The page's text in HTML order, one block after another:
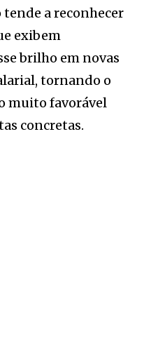
tende a reconhecer
exibem
brilho em novas
tornando o
muito favorável
concretas.